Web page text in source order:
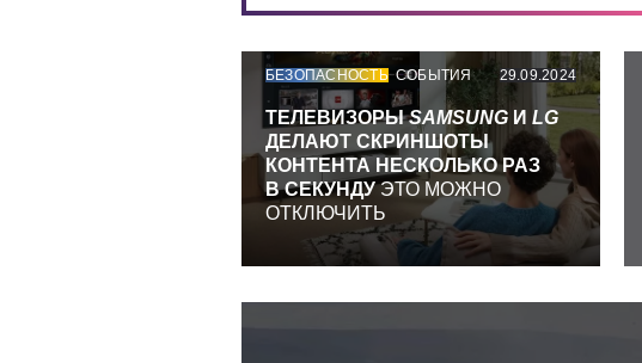
БЕЗОПАСНОСТЬ СОБЫТИЯ 29.09.2024
ТЕЛЕВИЗОРЫSAMSUNG И LG
ДЕЛАЮТ СКРИНШОТЫ
КОНТЕНТА НЕСКОЛЬКО РАЗ
В СЕКУНДУЭТО МОЖНО
ОТКЛЮЧИТЬ